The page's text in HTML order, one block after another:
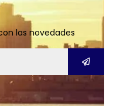
las novedades